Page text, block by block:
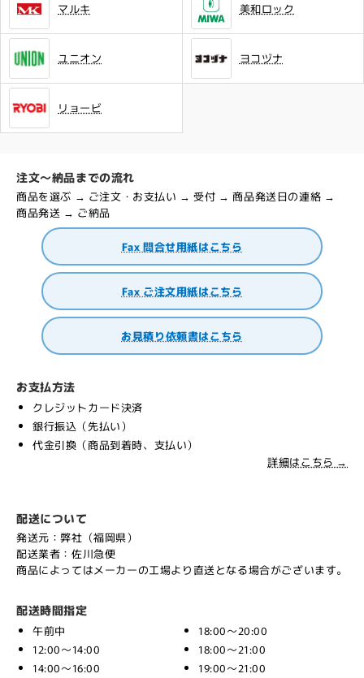
マルキ 美和ロック
ユニオン ヨコヅナ
リョービ
注文～納品までの流れ
商品を選ぶ → ご注文・お支払い → 受付 → 商品発送日の連絡 →
商品発送 → ご納品
Fax 問合せ用紙はこちら
Fax ご注文用紙はこちら
お見積り依頼書はこちら
お支払方法
クレジットカード決済
銀行振込（先払い）
代金引換（商品到着時、支払い）
詳細はこちら →
配送について
発送元：弊社（福岡県）
配送業者：佐川急便
商品によってはメーカーの工場より直送となる場合がございます。
配送時間指定
午前中
12:00～14:00
14:00～16:00
18:00～20:00
18:00～21:00
19:00～21:00